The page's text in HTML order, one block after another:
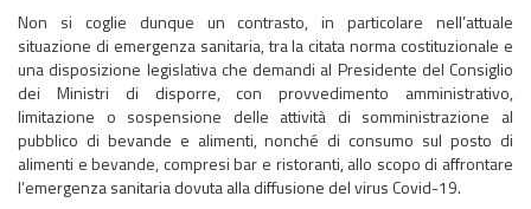
Non si coglie dunque un contrasto, in particolare nell’attuale
situazione di emergenza sanitaria, tra la citata norma costituzionale e
una disposizione legislativa che demandi al Presidente del Consiglio
dei Ministri di disporre, con provvedimento amministrativo,
limitazione o sospensione delle attività di somministrazione al
pubblico di bevande e alimenti, nonché di consumo sul posto di
alimenti e bevande, compresi bar e ristoranti, allo scopo di affrontare
l’emergenza sanitaria dovuta alla diffusione del virus Covid-19.